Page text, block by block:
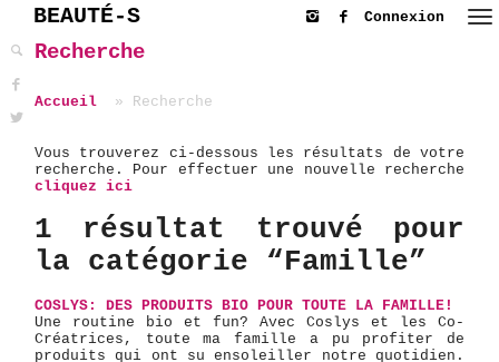
BEAUTÉ-S Connexion
Recherche
Accueil Recherche
Vous trouverez ci-dessous les résultats de votre
recherche. Pour effectuer une nouvelle recherche
cliquez ici
1 résultat trouvé pour
la catégorie “Famille”
COSLYS: DES PRODUITS BIO POUR TOUTE LA FAMILLE!
Une routine bio et fun? Avec Coslys et les Co-
Créatrices, toute ma famille a pu profiter de
produits qui ont su ensoleiller notre quotidien.